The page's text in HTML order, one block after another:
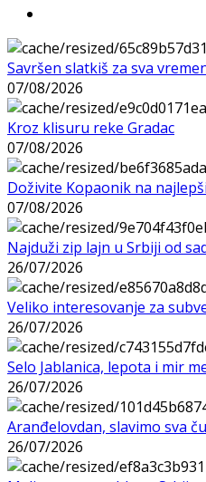
Savršen slatkiš za sva
07/08/2026
Kroz klisuru reke Gradac
07/08/2026
Doživite Kopaonik na
07/08/2026
Najduži zip lajn u Srbiji od
26/07/2026
Veliko interesovanje za
26/07/2026
Selo Jablanica, lepota i mir
26/07/2026
Aranđelovdan, slavimo sva
26/07/2026